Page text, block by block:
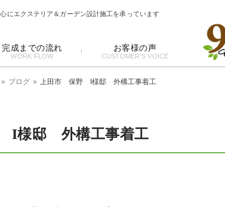
にエクステリア＆ガーデン設計施工を承っています
完成までの流れ
WORK FLOW
お客様の声
CUSTOMER'S VOICE
ブログ 上田市 保野 I様邸 外構工事着工
様邸 外構工事着工